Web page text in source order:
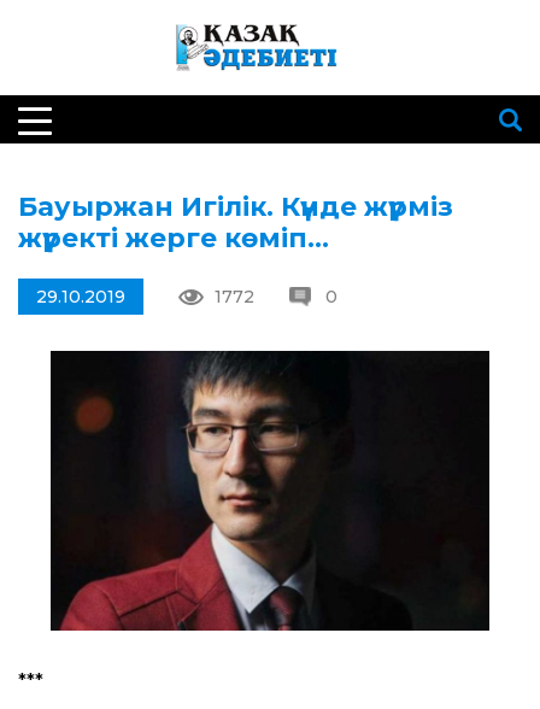
Бауыржан Игілік. Күнде жүрміз
жүректі жерге көміп…
29.10.2019 1772 0
***